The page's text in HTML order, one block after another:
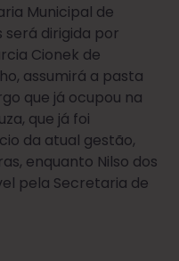
Municipal de
será dirigida por
Cionek de
assumirá a pasta
que já ocupou na
que já foi
da atual gestão,
enquanto Nilso dos
pela Secretaria de